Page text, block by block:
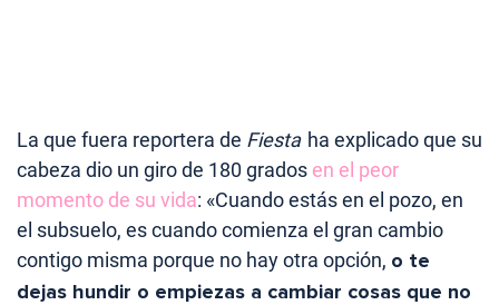
La que fuera reportera de Fiesta ha explicado que su
cabeza dio un giro de 180 grados en el peor
momento de su vida: «Cuando estás en el pozo, en
el subsuelo, es cuando comienza el gran cambio
contigo misma porque no hay otra opción, o te
dejas hundir o empiezas a cambiar cosas que no